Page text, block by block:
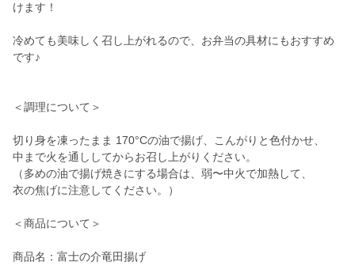
けます！
冷めても美味しく召し上がれるので、お弁当の具材にもおすすめ
です♪
＜調理について＞
切り身を凍ったまま 170°Cの油で揚げ、こんがりと色付かせ、
中まで火を通ししてからお召し上がりください。
（多めの油で揚げ焼きにする場合は、弱〜中火で加熱して、
衣の焦げに注意してください。）
＜商品について＞
商品名：富士の介竜田揚げ